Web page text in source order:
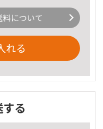
について
れる
する